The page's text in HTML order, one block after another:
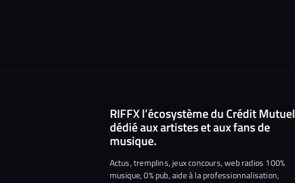
RIFFX l’écosystème du Crédit Mutuel
dédié aux artistes et aux fans de
musique.
Actus, tremplins, jeux concours, web radios 100%
musique, 0% pub, aide à la professionnalisation,